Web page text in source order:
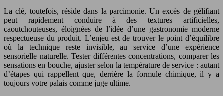
La clé, toutefois, réside dans la parcimonie. Un excès de gélifiant
peut rapidement conduire à des textures artificielles,
caoutchouteuses, éloignées de l’idée d’une gastronomie moderne
respectueuse du produit. L’enjeu est de trouver le point d’équilibre
où la technique reste invisible, au service d’une expérience
sensorielle naturelle. Tester différentes concentrations, comparer les
sensations en bouche, ajuster selon la température de service : autant
d’étapes qui rappellent que, derrière la formule chimique, il y a
toujours votre palais comme juge ultime.